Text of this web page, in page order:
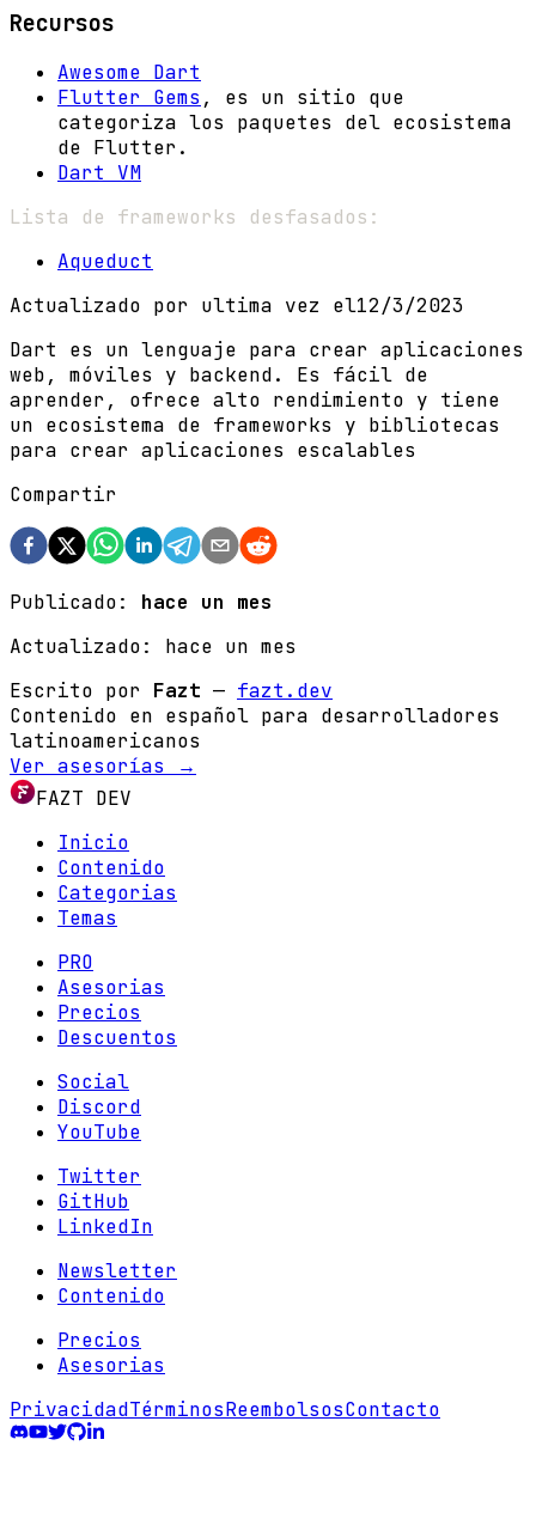
Recursos
Awesome Dart
Flutter Gems , es un sitio que
categoriza los paquetes del ecosistema
de Flutter.
Dart VM
Lista de frameworks desfasados:
Aqueduct
Actualizado por ultima vez el12/3/2023
Dart es un lenguaje para crear aplicaciones
web, móviles y backend. Es fácil de
aprender, ofrece alto rendimiento y tiene
un ecosistema de frameworks y bibliotecas
para crear aplicaciones escalables
Compartir
Publicado:
hace un mes
Actualizado: hace un mes
Escrito por Fazt — fazt.dev
Contenido en español para desarrolladores
latinoamericanos
Ver asesorías →
FAZT DEV
Inicio
Contenido
Categorias
Temas
PRO
Asesorias
Precios
Descuentos
Social
Discord
YouTube
Twitter
GitHub
LinkedIn
Newsletter
Contenido
Precios
Asesorias
PrivacidadTérminosReembolsosContacto